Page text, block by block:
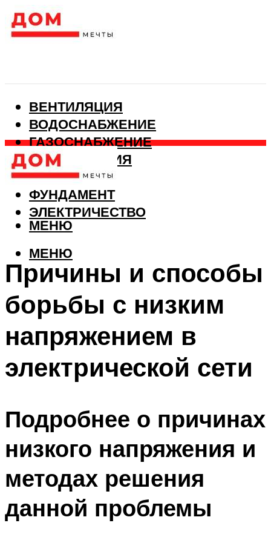
ВЕНТИЛЯЦИЯ
ВОДОСНАБЖЕНИЕ
ГАЗОСНАБЖЕНИЕ
КАНАЛИЗАЦИЯ
ОТОПЛЕНИЕ
ФУНДАМЕНТ
ЭЛЕКТРИЧЕСТВО
МЕНЮ
МЕНЮ
Причины и способы
борьбы с низким
напряжением в
электрической сети
Подробнее о причинах
низкого напряжения и
методах решения
данной проблемы